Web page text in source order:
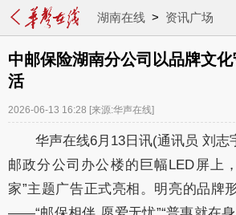
湖南在线> 资讯广场
中邮保险湖南分公司以品牌文
活
2026-06-13 16:28 [来源:华声在线]
华声在线6月13日讯(通讯员 刘志
邮政分公司办公楼的巨幅LED屏上
家”主题广告正式亮相。明亮的品牌